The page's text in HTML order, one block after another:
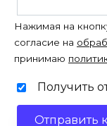
Нажимая на
согласие на
принимаю
Получить